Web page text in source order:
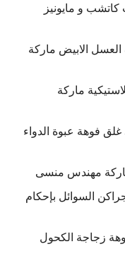
و مايونيز
الابيض ماركة
ماركة
فوهة عبوة الدواء
مهندس منسى
السوائل بإحكام
زجاجة الكحول